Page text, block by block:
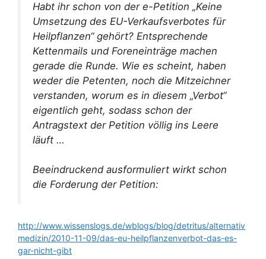
Habt ihr schon von der e-Petition „Keine
Umsetzung des EU-Verkaufsverbotes für
Heilpflanzen“ gehört? Entsprechende
Kettenmails und Foreneinträge machen
gerade die Runde. Wie es scheint, haben
weder die Petenten, noch die Mitzeichner
verstanden, worum es in diesem „Verbot“
eigentlich geht, sodass schon der
Antragstext der Petition völlig ins Leere
läuft …
Beeindruckend ausformuliert wirkt schon
die Forderung der Petition:
http://www.wissenslogs.de/wblogs/blog/detritus/alternativ
medizin/2010-11-09/das-eu-heilpflanzenverbot-das-es-
gar-nicht-gibt